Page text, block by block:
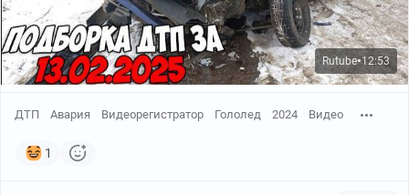
Rutube● 12:53
ДТП Авария Видеорегистратор Гололед 2024 Видео
1